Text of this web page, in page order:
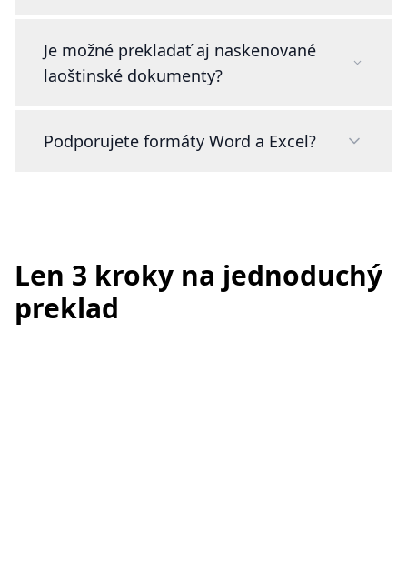
Je možné prekladať aj naskenované
laoštinské dokumenty?
Podporujete formáty Word a Excel?
Len 3 kroky na jednoduchý
preklad